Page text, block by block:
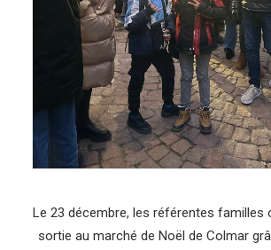
Le 23 décembre, les référentes familles
sortie au marché de Noël de Colmar